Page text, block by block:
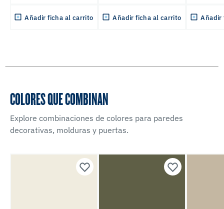
Añadir ficha al carrito Añadir ficha al carrito Añadir
COLORES QUE COMBINAN
Explore combinaciones de colores para paredes
decorativas, molduras y puertas.